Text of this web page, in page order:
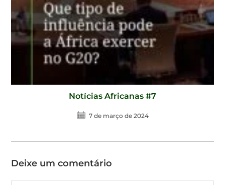
Notícias Africanas #7
7 de março de 2024
Deixe um comentário